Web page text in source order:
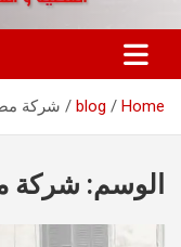
كواليس
اخبار اقتصاد فلسطين و
Home
blog شركة
الوسم: شركة